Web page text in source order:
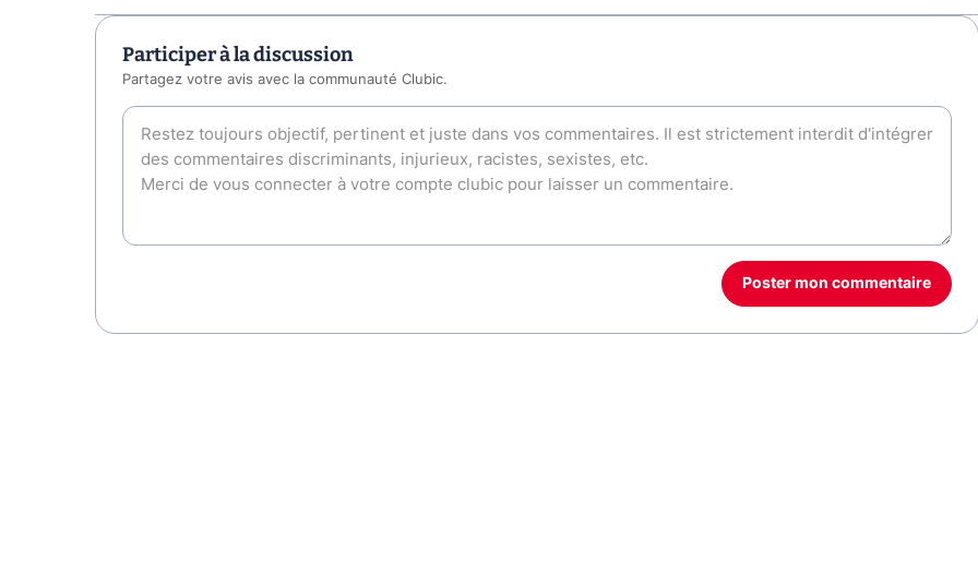
Participer à la discussion
Partagez votre avis avec la communauté Clubic.
Poster mon commentaire